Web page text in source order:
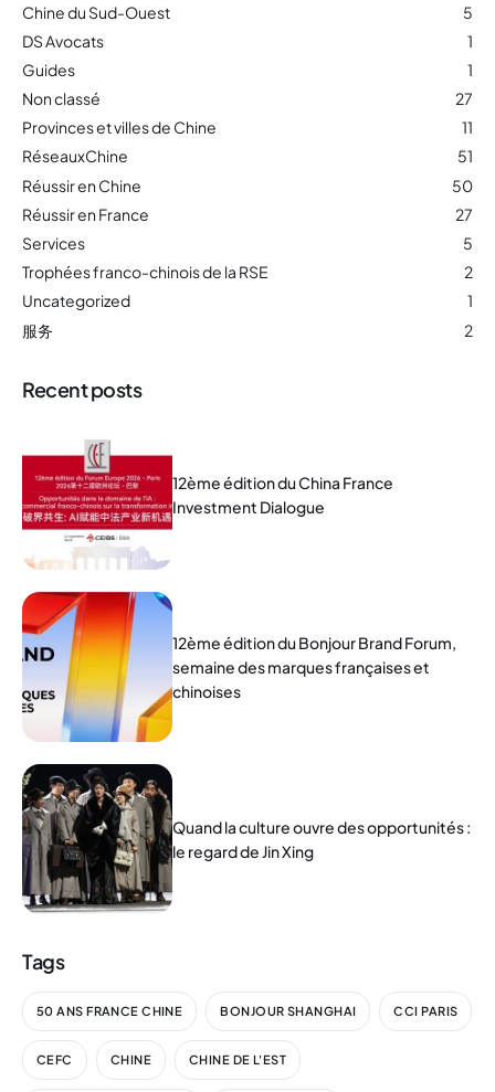
Chine du Sud-Ouest
5
DS Avocats
1
Guides
1
Non classé
27
Provinces et villes de Chine
11
RéseauxChine
51
Réussir en Chine
50
Réussir en France
27
Services
5
Trophées franco-chinois de la RSE
2
Uncategorized
1
服务
2
Recent posts
12ème édition du China France
Investment Dialogue
12ème édition du Bonjour Brand Forum,
semaine des marques françaises et
chinoises
Quand la culture ouvre des opportunités :
le regard de Jin Xing
Tags
50 ANS FRANCE CHINE BONJOUR SHANGHAI CCI PARIS
CEFC CHINE CHINE DE L'EST